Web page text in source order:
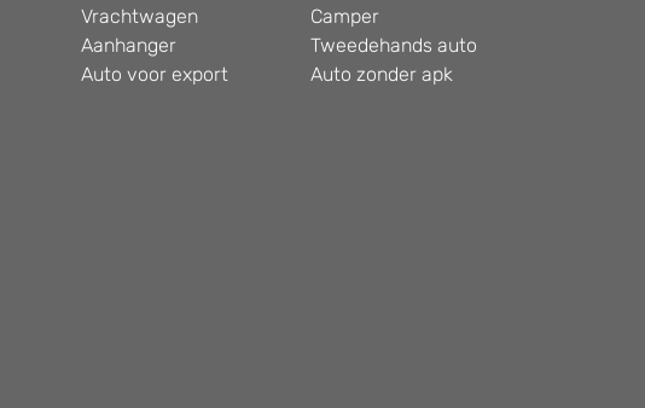
Vrachtwagen
Camper
Aanhanger
Tweedehands auto
Auto voor export
Auto zonder apk